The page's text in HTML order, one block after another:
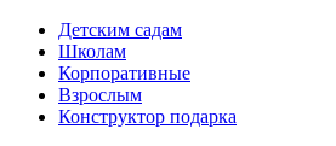
Детским садам
Школам
Корпоративные
Взрослым
Конструктор подарка